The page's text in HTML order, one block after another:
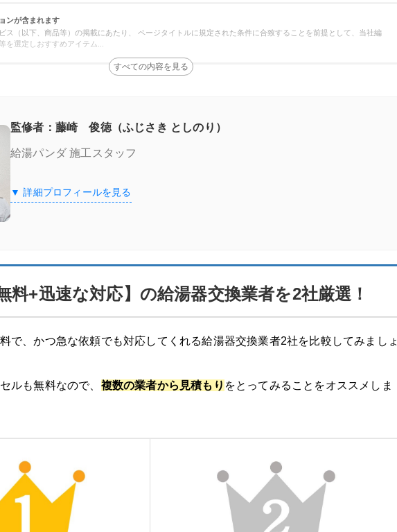
ンが含まれます
ス（以下、商品等）の掲載にあたり、 ページタイトルに規定された条件に合致することを前提として、当社編
を選定しおすすめアイテム
監修者：藤崎 俊徳（ふじさき としのり）
給湯パンダ 施工スタッフ
▼ 詳細プロフィールを見る
料+迅速な対応】の給湯器交換業者を2社厳選！
で、かつ急な依頼でも対応してくれる給湯器交換業者2社を比較してみましょ
ルも無料なので、 複数の業者から見積もり をとってみることをオススメしま